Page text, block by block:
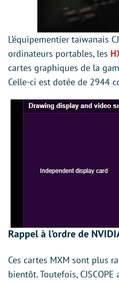
L’équipementier taïwanais
ordinateurs portables, les
cartes graphiques de la
Celle-ci est dotée de 2944
Rappel à l’ordre de
Ces cartes MXM sont plus
bientôt. Toutefois,